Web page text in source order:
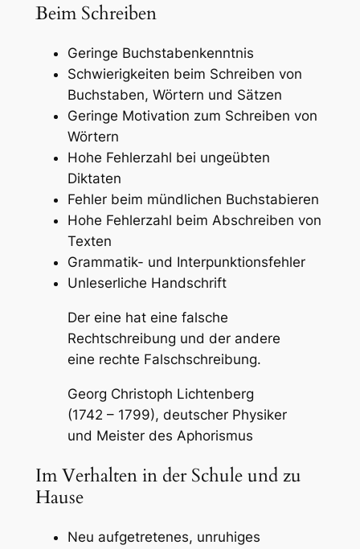
Beim Schreiben
Geringe Buchstabenkenntnis
Schwierigkeiten beim Schreiben von
Buchstaben, Wörtern und Sätzen
Geringe Motivation zum Schreiben von
Wörtern
Hohe Fehlerzahl bei ungeübten
Diktaten
Fehler beim mündlichen Buchstabieren
Hohe Fehlerzahl beim Abschreiben von
Texten
Grammatik- und Interpunktionsfehler
Unleserliche Handschrift
Der eine hat eine falsche
Rechtschreibung und der andere
eine rechte Falschschreibung.
Georg Christoph Lichtenberg
(1742 – 1799), deutscher Physiker
und Meister des Aphorismus
Im Verhalten in der Schule und zu
Hause
Neu aufgetretenes, unruhiges